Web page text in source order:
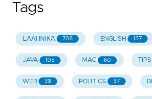
Tags
ΕΛΛΗΝΙΚΆ 708 ENGLISH 137
JAVA 105 MAC 60 TIPS
WEB 38 POLITICS 37